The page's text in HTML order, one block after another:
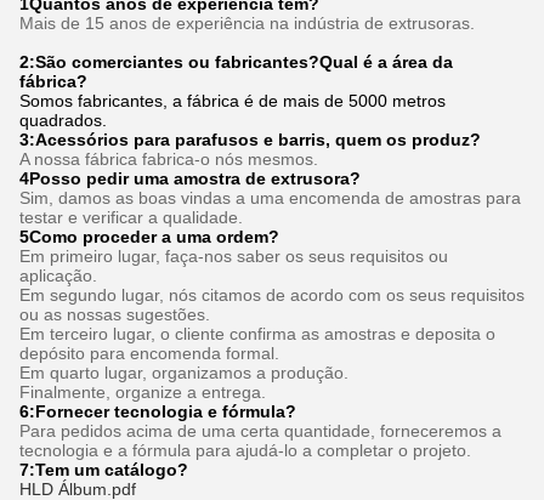
Mais de 15 anos de experiência na indústria de extrusoras.
2:São comerciantes ou fabricantes?Qual é a área da
fábrica?
Somos fabricantes, a fábrica é de mais de 5000 metros
quadrados.
3:Acessórios para parafusos e barris, quem os produz?
A nossa fábrica fabrica-o nós mesmos.
4Posso pedir uma amostra de extrusora?
Sim, damos as boas vindas a uma encomenda de amostras para
testar e verificar a qualidade.
5Como proceder a uma ordem?
Em primeiro lugar, faça-nos saber os seus requisitos ou
aplicação.
Em segundo lugar, nós citamos de acordo com os seus requisitos
ou as nossas sugestões.
Em terceiro lugar, o cliente confirma as amostras e deposita o
depósito para encomenda formal.
Em quarto lugar, organizamos a produção.
Finalmente, organize a entrega.
6:Fornecer tecnologia e fórmula?
Para pedidos acima de uma certa quantidade, forneceremos a
tecnologia e a fórmula para ajudá-lo a completar o projeto.
7:Tem um catálogo?
HLD Álbum.pdf